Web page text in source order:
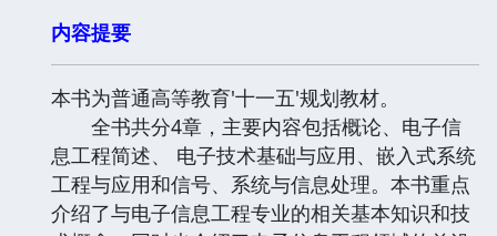
内容提要
本书为普通高等教育'十一五'规划教材。
全书共分4章，主要内容包括概论、电子信
息工程简述、 电子技术基础与应用、嵌入式系统
工程与应用和信号、系统与信息处理。本书重点
介绍了与电子信息工程专业的相关基本知识和技